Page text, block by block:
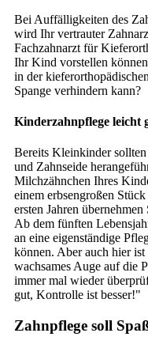
Bei Auffälligkeiten des
wird Ihr vertrauter
Fachzahnarzt für
Ihr Kind vorstellen
in der
Spange verhindern kann?
Kinderzahnpflege leicht
Bereits Kleinkinder
und Zahnseide
Milchzähnchen Ihres
einem erbsengroßen
ersten Jahren
Ab dem fünften
an eine eigenständige
können. Aber auch hier
wachsames Auge auf die
immer mal wieder
gut, Kontrolle ist besser!"
Zahnpflege soll